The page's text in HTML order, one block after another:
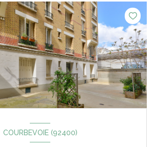
COURBEVOIE (92400)